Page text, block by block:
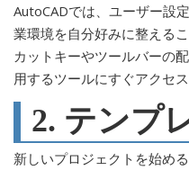
AutoCADでは、ユーザー設
業環境を自分好みに整える
カットキーやツールバーの
用するツールにすぐアクセ
2. テンプ
新しいプロジェクトを始め